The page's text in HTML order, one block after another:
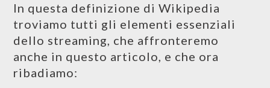
In questa definizione di Wikipedia
troviamo tutti gli elementi essenziali
dello streaming, che affronteremo
anche in questo articolo, e che ora
ribadiamo: